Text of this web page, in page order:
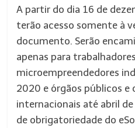
A partir do dia 16 de
terão acesso somente à
documento. Serão
apenas para
microempreendedores
2020 e órgãos públicos e
internacionais até abril
de obrigatoriedade do